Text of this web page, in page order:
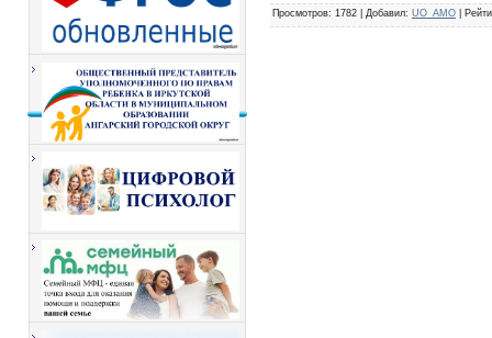
Просмотров: 1782 | Добавил: UO_AMO